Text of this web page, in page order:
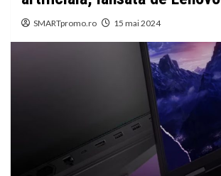
SMARTpromo.ro 15 mai 2024